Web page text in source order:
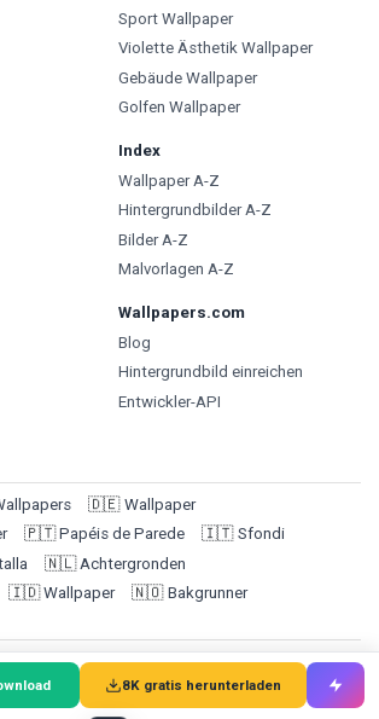
8K gratis herunterladen
Sport Wallpaper
Violette Ästhetik Wallpaper
Gebäude Wallpaper
Golfen Wallpaper
Index
Wallpaper A-Z
Hintergrundbilder A-Z
Bilder A-Z
Malvorlagen A-Z
Wallpapers.com
Blog
Hintergrundbild einreichen
Entwickler-API
🇩🇪 Wallpaper
🇵🇹 Papéis de Parede 🇮🇹 Sfondi
🇳🇱 Achtergronden
🇮🇩 Wallpaper 🇳🇴 Bakgrunner
(Targa Ltd @ 1F, 1-3 San Lau Street,
| Kundenservice: +852 92191684) /